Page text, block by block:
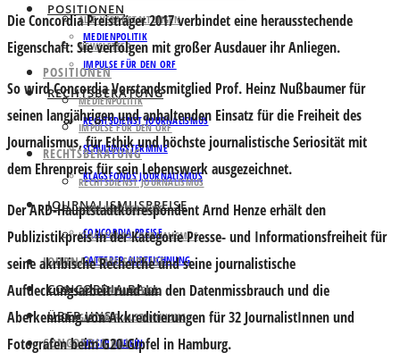
POSITIONEN
MEDIENPOLITIK
IMPULSE FÜR DEN ORF
RECHTSBERATUNG
RECHTSDIENST JOURNALISMUS
SCHULUNGSTERMINE
KLAGSFONDS JOURNALISMUS
JOURNALISMUSPREISE
CONCORDIA PREISE
GATTERER AUSZEICHNUNG
CONCORDIA BALL
ÜBER UNS
UNSER VEREIN
ALLE VERANSTALTUNGEN
NEWSLETTER
POSITIONEN
MEDIENPOLITIK
IMPULSE FÜR DEN ORF
RECHTSBERATUNG
RECHTSDIENST JOURNALISMUS
SCHULUNGSTERMINE
KLAGSFONDS JOURNALISMUS
JOURNALISMUSPREISE
CONCORDIA PREISE
GATTERER AUSZEICHNUNG
CONCORDIA BALL
Die Concordia Preisträger 2017 verbindet eine herausstechende
Eigenschaft: Sie verfolgen mit großer Ausdauer ihr Anliegen.
So wird Concordia Vorstandsmitglied Prof. Heinz Nußbaumer für
seinen langjährigen und anhaltenden Einsatz für die Freiheit des
Journalismus, für Ethik und höchste journalistische Seriosität mit
dem Ehrenpreis für sein Lebenswerk ausgezeichnet.
Der ARD-Hauptstadtkorrespondent Arnd Henze erhält den
Publizistikpreis in der Kategorie Presse- und Informationsfreiheit für
seine akribische Recherche und seine journalistische
Aufdeckungsarbeit rund um den Datenmissbrauch und die
Aberkennung von Akkreditierungen für 32 JournalistInnen und
Fotografen beim G20-Gipfel in Hamburg.